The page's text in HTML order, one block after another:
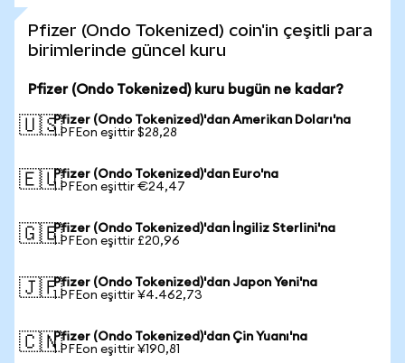
Pfizer (Ondo Tokenized) coin'in çeşitli para
birimlerinde güncel kuru
Pfizer (Ondo Tokenized) kuru bugün ne kadar?
🇺🇸Pfizer (Ondo Tokenized)'dan Amerikan Doları'na
1 PFEon eşittir $28,28
🇪🇺Pfizer (Ondo Tokenized)'dan Euro'na
1 PFEon eşittir €24,47
🇬🇧Pfizer (Ondo Tokenized)'dan İngiliz Sterlini'na
1 PFEon eşittir £20,96
🇯🇵Pfizer (Ondo Tokenized)'dan Japon Yeni'na
1 PFEon eşittir ¥4.462,73
🇨🇳Pfizer (Ondo Tokenized)'dan Çin Yuanı'na
1 PFEon eşittir ¥190,81